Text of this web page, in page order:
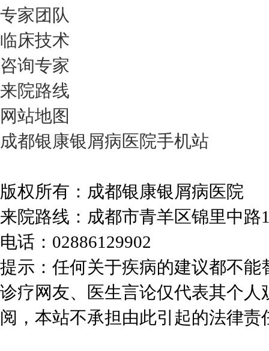
专家团队
临床技术
咨询专家
来院路线
网站地图
成都银康银屑病医院手机站
版权所有：成都银康银屑病医院
来院路线：成都市青羊区锦里中
电话：02886129902
提示：任何关于疾病的建议都不
诊疗网友、医生言论仅代表其个
阅，本站不承担由此引起的法律责